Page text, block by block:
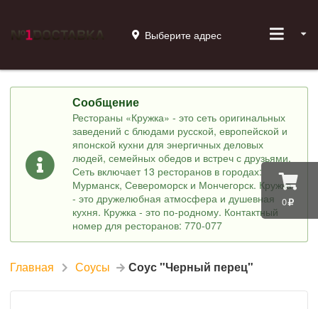
0
Выберите адрес
Сообщение
Рестораны «Кружка» - это сеть оригинальных
заведений с блюдами русской, европейской и
японской кухни для энергичных деловых
людей, семейных обедов и встреч с друзьями.
Сеть включает 13 ресторанов в городах:
Мурманск, Североморск и Мончегорск. Кружка
- это дружелюбная атмосфера и душевная
кухня. Кружка - это по-родному. Контактный
номер для ресторанов: 770-077
Главная Соусы Соус "Черный перец"